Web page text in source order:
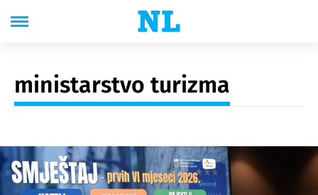
ministarstvo turizma